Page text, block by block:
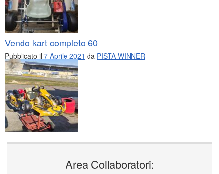
Vendo kart completo 60
Pubblicato il 7 Aprile 2021 da PISTA WINNER
Area Collaboratori: